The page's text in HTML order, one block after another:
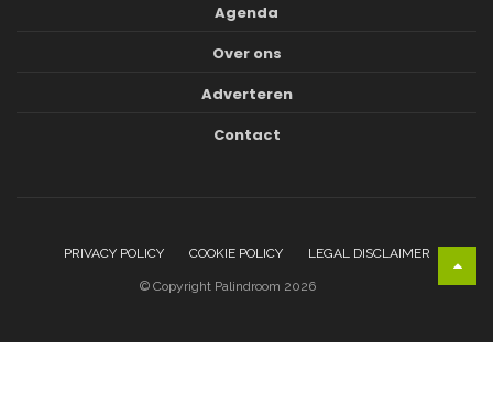
Agenda
Over ons
Adverteren
Contact
PRIVACY POLICY COOKIE POLICY LEGAL DISCLAIMER
© Copyright Palindroom 2026